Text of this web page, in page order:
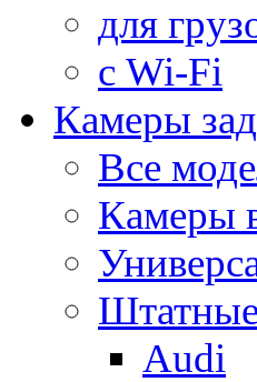
для
с Wi-Fi
Камеры
Все
Камеры
Штатные
Audi